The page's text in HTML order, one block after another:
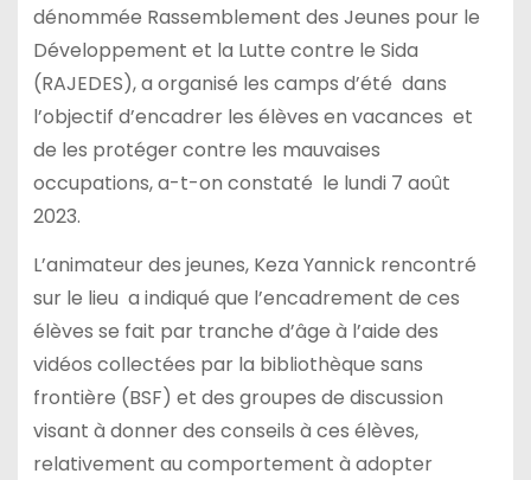
dénommée Rassemblement des Jeunes pour le
Développement et la Lutte contre le Sida
(RAJEDES), a organisé les camps d’été dans
l’objectif d’encadrer les élèves en vacances et
de les protéger contre les mauvaises
occupations, a-t-on constaté le lundi 7 août
2023.
L’animateur des jeunes, Keza Yannick rencontré
sur le lieu a indiqué que l’encadrement de ces
élèves se fait par tranche d’âge à l’aide des
vidéos collectées par la bibliothèque sans
frontière (BSF) et des groupes de discussion
visant à donner des conseils à ces élèves,
relativement au comportement à adopter